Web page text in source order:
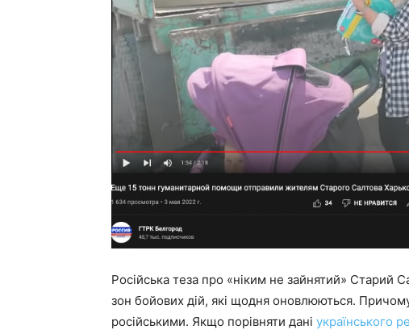
Російська теза про «ніким не зайнятий» Старий
зон бойових дій, які щодня оновлюються.
російськими. Якщо порівняти дані українського